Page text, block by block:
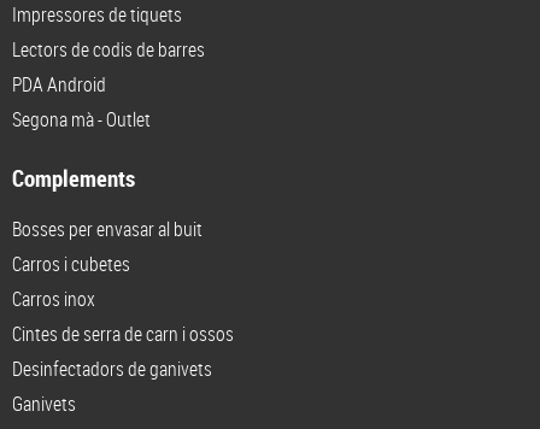
Impressores de tiquets
Lectors de codis de barres
PDA Android
Segona mà - Outlet
Complements
Bosses per envasar al buit
Carros i cubetes
Carros inox
Cintes de serra de carn i ossos
Desinfectadors de ganivets
Ganivets